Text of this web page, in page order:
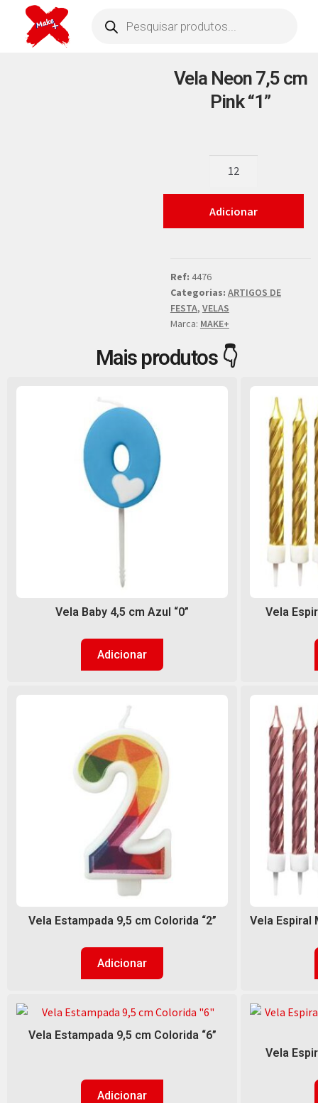
Vela Neon 7,5 cm
Pink “1”
Adicionar
Ref: 4476
Categorias: ARTIGOS DE
FESTA, VELAS
Marca: MAKE+
Vela Baby 4,5 cm Azul “0”
Adicionar
Vela
Vela Estampada 9,5 cm Colorida “2”
Adicionar
Vela Espiral
Vela Estampada 9,5 cm Colorida “6”
Adicionar
Vela
Mais produtos 👇